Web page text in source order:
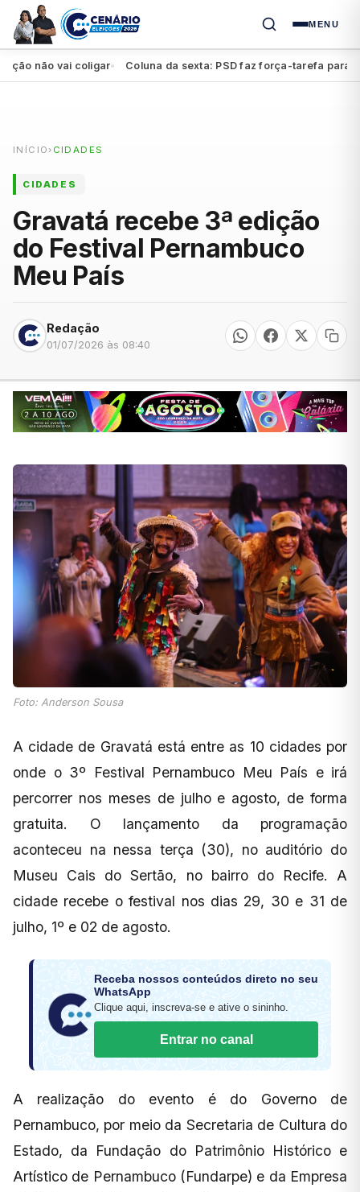
MENU
não vai coligar● Coluna da sexta: PSD faz força-tarefa para
INÍCIO › CIDADES
CIDADES
Gravatá recebe 3ª edição
do Festival Pernambuco
Meu País
Redação
01/07/2026 às 08:40
Foto: Anderson Sousa
A cidade de Gravatá está entre as 10 cidades por
onde o 3º Festival Pernambuco Meu País e irá
percorrer nos meses de julho e agosto, de forma
gratuita. O lançamento da programação
aconteceu na nessa terça (30), no auditório do
Museu Cais do Sertão, no bairro do Recife. A
cidade recebe o festival nos dias 29, 30 e 31 de
julho, 1º e 02 de agosto.
Receba nossos conteúdos direto no seu
WhatsApp
Clique aqui, inscreva-se e ative o sininho.
Entrar no canal
A realização do evento é do Governo de
Pernambuco, por meio da Secretaria de Cultura do
Estado, da Fundação do Patrimônio Histórico e
Artístico de Pernambuco (Fundarpe) e da Empresa